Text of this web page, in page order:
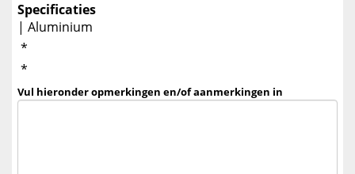
Specificaties
| Aluminium
*
*
Vul hieronder opmerkingen en/of aanmerkingen in